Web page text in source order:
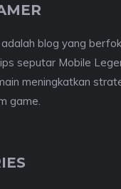
adalah blog yang
seputar Mobile
meningkatkan
game.